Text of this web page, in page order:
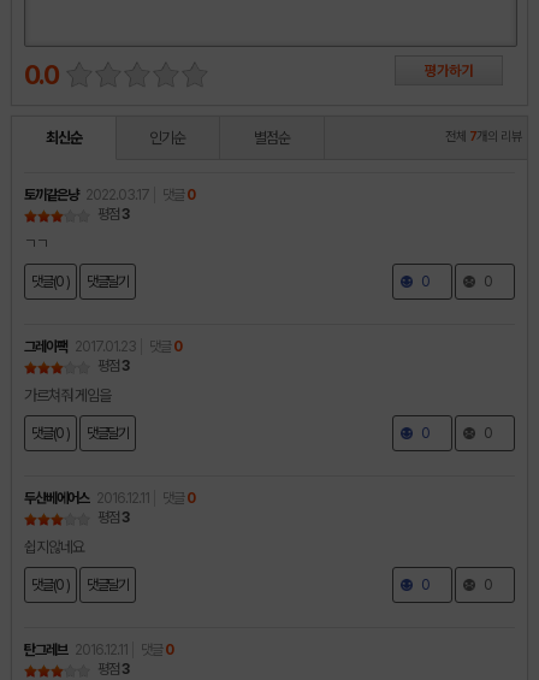
0.0
최신순 인기순 별점순 전체 7개의 리뷰
토끼같은냥 2022.03.17 댓글 0
평점 3
ㄱㄱ
댓글(0 ) 댓글달기 0 0
그레이팩 2017.01.23 댓글 0
평점 3
가르쳐줘 게임을
댓글(0 ) 댓글달기 0 0
두산베에어스 2016.12.11 댓글 0
평점 3
쉽지않네요
댓글(0 ) 댓글달기 0 0
탄그레브 2016.12.11 댓글 0
평점 3